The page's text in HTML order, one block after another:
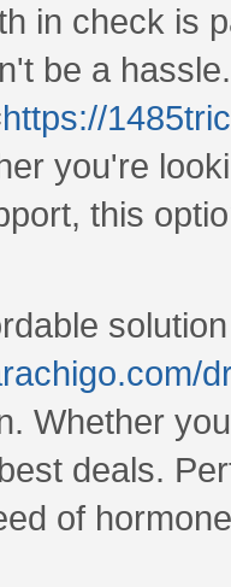
in check is
be a
https://
you're
this
Whether
deals.
of